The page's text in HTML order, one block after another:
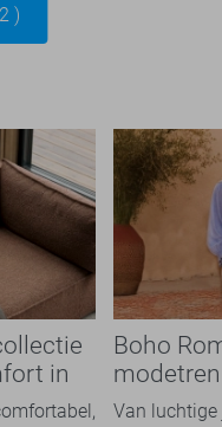
2
in
Boho
overal
Van luchtige